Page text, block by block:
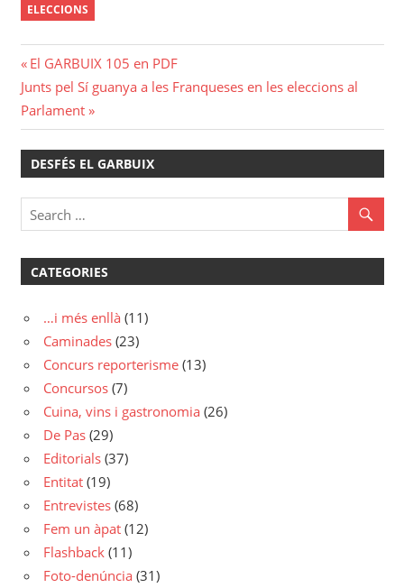
ELECCIONS
Navegació
d'entrades
Previous
Post:
El GARBUIX 105 en PDF
Next
Post:
Junts pel Sí guanya a les Franqueses en les eleccions al
Parlament
DESFÉS EL GARBUIX
CATEGORIES
…i més enllà (11)
Caminades (23)
Concurs reporterisme (13)
Concursos (7)
Cuina, vins i gastronomia (26)
De Pas (29)
Editorials (37)
Entitat (19)
Entrevistes (68)
Fem un àpat (12)
Flashback (11)
Foto-denúncia (31)